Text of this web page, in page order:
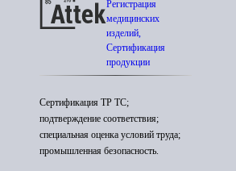
Регистрация
медицинских
изделий,
Сертификация
продукции
Сертификация ТР ТС;
подтверждение соответствия;
специальная оценка условий труда;
промышленная безопасность.